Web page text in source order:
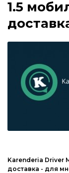
Joomla
phpBB форум
1.5
Karenderia Driver
доставка - для